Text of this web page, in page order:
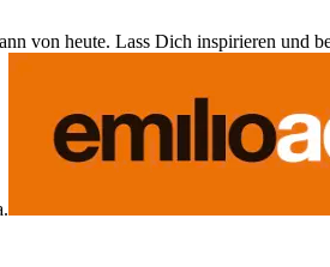
von heute. Lass Dich inspirieren und